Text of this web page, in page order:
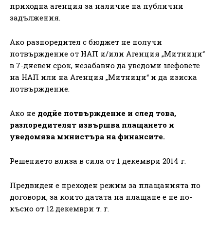
приходна агенция за наличие на публични
задължения.
Ако разпоредител с бюджет не получи
потвърждение от НАП и/или Агенция „Митници“
в 7-дневен срок, незабавно да уведоми шефовете
на НАП или на Агенция „Митници“ и да изиска
потвърждение.
Ако не додйе потвърждение и след това,
разпоредителят извършва плащането и
уведомява министъра на финансите.
Решението влиза в сила от 1 декември 2014 г.
Предвиден е преходен режим за плащанията по
договори, за които датата на плащане е не по-
късно от 12 декември т. г.